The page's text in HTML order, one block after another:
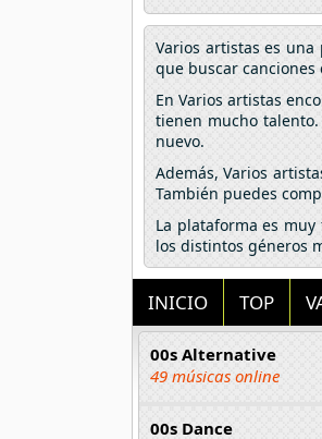
Varios artistas es
que buscar
En Varios artistas
tienen mucho
nuevo.
Además, Varios
También puedes
La plataforma es
los distintos géneros
INICIO TOP
00s Alternative
49 músicas online
00s Dance